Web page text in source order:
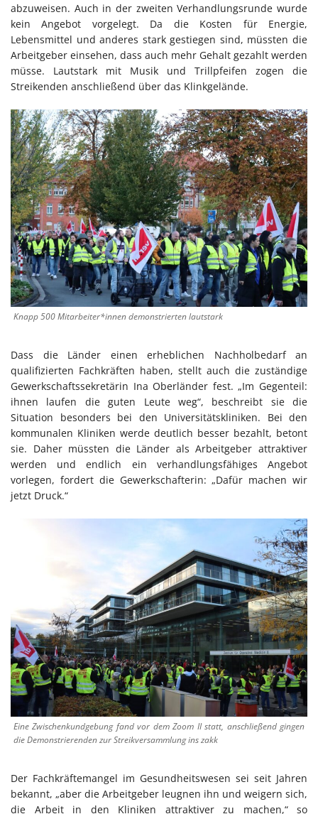
abzuweisen. Auch in der zweiten Verhandlungsrunde wurde
kein Angebot vorgelegt. Da die Kosten für Energie,
Lebensmittel und anderes stark gestiegen sind, müssten die
Arbeitgeber einsehen, dass auch mehr Gehalt gezahlt werden
müsse. Lautstark mit Musik und Trillpfeifen zogen die
Streikenden anschließend über das Klinkgelände.
Knapp 500 Mitarbeiter*innen demonstrierten lautstark
Dass die Länder einen erheblichen Nachholbedarf an
qualifizierten Fachkräften haben, stellt auch die zuständige
Gewerkschaftssekretärin Ina Oberländer fest. „Im Gegenteil:
ihnen laufen die guten Leute weg“, beschreibt sie die
Situation besonders bei den Universitätskliniken. Bei den
kommunalen Kliniken werde deutlich besser bezahlt, betont
sie. Daher müssten die Länder als Arbeitgeber attraktiver
werden und endlich ein verhandlungsfähiges Angebot
vorlegen, fordert die Gewerkschafterin: „Dafür machen wir
jetzt Druck.“
Eine Zwischenkundgebung fand vor dem Zoom II statt, anschließend gingen
die Demonstrierenden zur Streikversammlung ins zakk
Der Fachkräftemangel im Gesundheitswesen sei seit Jahren
bekannt, „aber die Arbeitgeber leugnen ihn und weigern sich,
die Arbeit in den Kliniken attraktiver zu machen,“ so